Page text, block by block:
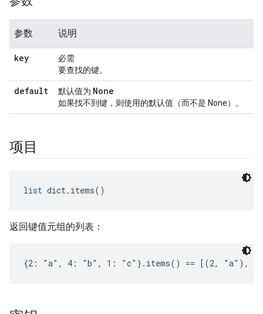
参数 说明
key
必需
要查找的键。
default 默认值为 None
如果找不到键，则使用的默认值（而不是 None）。
项目
list dict.items()
返回键值元组的列表：
{2: "a", 4: "b", 1: "c"}.items() == [(2, "a"),